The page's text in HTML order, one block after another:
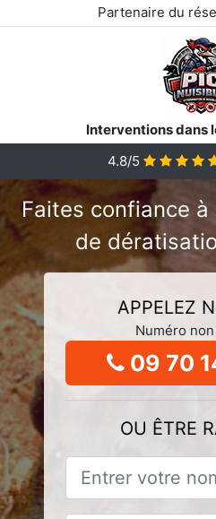
Partenaire du
Interventions dans
4.8/5
Faites confiance
de
APPELEZ
Numéro
09 70
OU ÊTRE